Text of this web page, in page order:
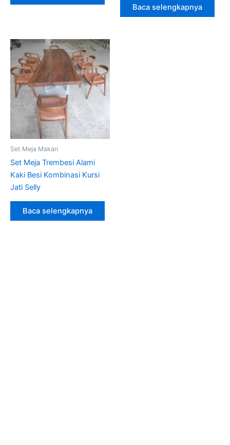
Baca selengkapnya
Set Meja Makan
Set Meja Trembesi Alami
Kaki Besi Kombinasi Kursi
Jati Selly
Baca selengkapnya